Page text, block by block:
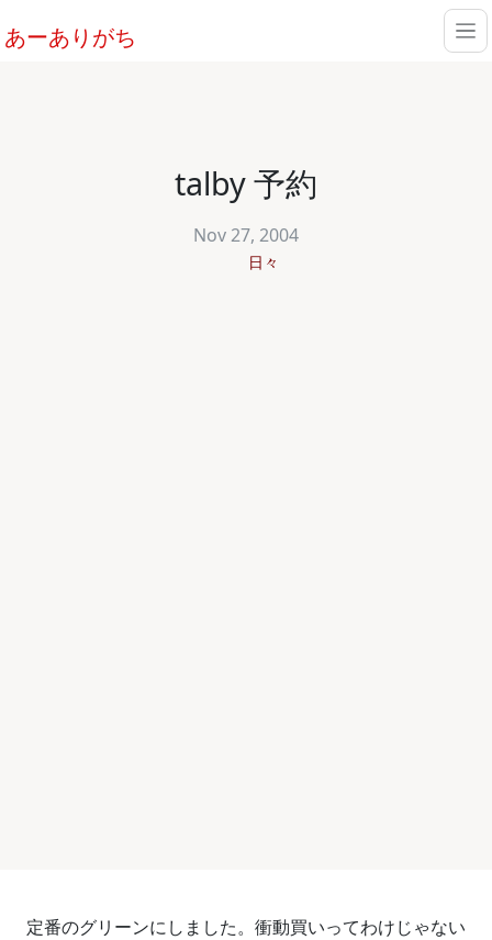
あーありがち
talby 予約
Nov 27, 2004
日々
定番のグリーンにしました。衝動買いってわけじゃない